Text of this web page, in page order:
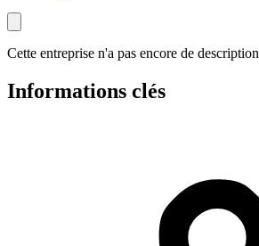
Cette entreprise n'a pas encore de description
Informations clés